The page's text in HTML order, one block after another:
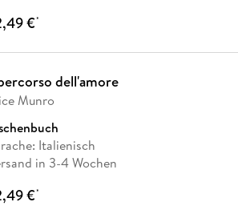
€*
dell'amore
Munro
Italienisch
in 3-4 Wochen
€*